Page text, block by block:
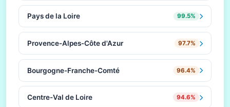
Pays de la Loire 99.5%
Provence-Alpes-Côte d'Azur 97.7%
Bourgogne-Franche-Comté 96.4%
Centre-Val de Loire 94.6%